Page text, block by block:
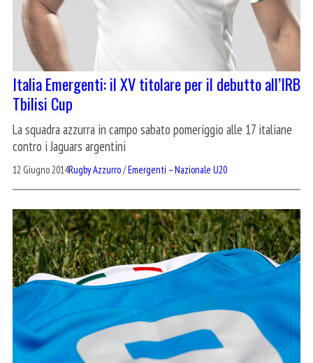
Italia Emergenti: il XV titolare per il debutto all’IRB
Tbilisi Cup
La squadra azzurra in campo sabato pomeriggio alle 17 italiane
contro i Jaguars argentini
12 Giugno 2014Rugby Azzurro/Emergenti – Nazionale U20